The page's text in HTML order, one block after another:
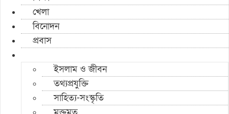
খেলা
বিনোদন
প্রবাস
ইসলাম ও জীবন
তথ্যপ্রযুক্তি
সাহিত্য-সংস্কৃতি